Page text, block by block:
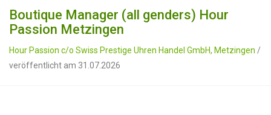
Boutique Manager (all genders) Hour
Passion Metzingen
Hour Passion c/o Swiss Prestige Uhren Handel GmbH, Metzingen /
veröffentlicht am 31.07.2026